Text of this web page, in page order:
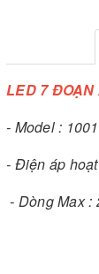
LED 7 ĐOẠN
- Model :
- Điện áp
- Dòng Max :